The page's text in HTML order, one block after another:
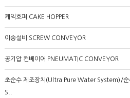
케익호퍼 CAKE HOPPER
이송설비 SCREW CONVEYOR
공기압 컨베이어 PNEUMATIC CONVEYOR
초순수 제조장치(Ultra Pure Water System)/
S..